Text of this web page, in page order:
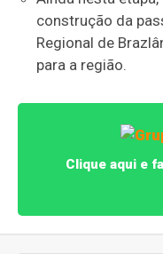
construção da
Regional de
para a região.
Clique aqui e